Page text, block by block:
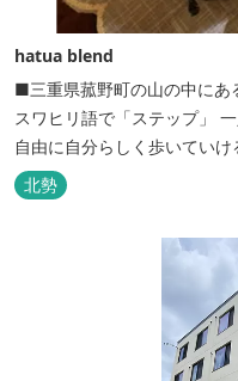
hatua blend
■三重県菰野町の山の中にある植物療
スワヒリ語で「ステップ」
自由に自分らしく歩いてい
トしたいという思いから生まれたお店。 黄土スチ
アロマの調合、季節の養生講
ョップ、イベント出店 植物
北勢